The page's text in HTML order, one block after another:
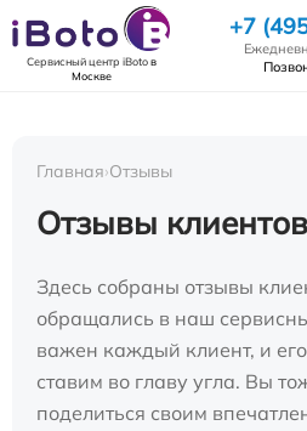
Сервисный центр iBotoв
Москве
+7
Главная›Отзывы
Отзывы
Здесь собраны отзывы
обращались в наш
важен каждый клиент, и
ставим во главу угла. Вы
поделиться своим